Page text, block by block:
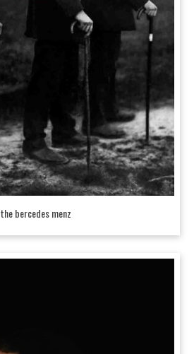
the bercedes menz